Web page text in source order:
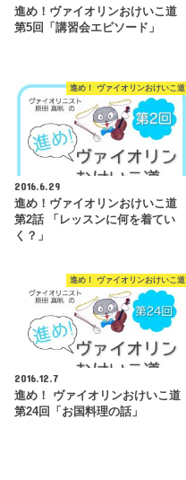
進め！ヴァイオリンおけいこ道
第5回「講習会エピソード」
進め！ ヴァイオリンおけいこ道
2016.6.29
進め！ヴァイオリンおけいこ道
第2話 「レッスンに何を着てい
く？」
進め！ ヴァイオリンおけいこ道
2016.12.7
進め！ ヴァイオリンおけいこ道
第24回「お国料理の話」